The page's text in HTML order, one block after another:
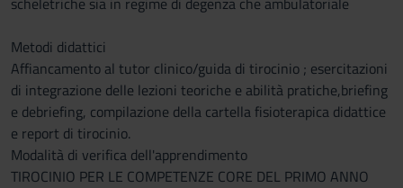
Metodi didattici
Affiancamento al tutor clinico/guida di tirocinio ; esercitazioni
di integrazione delle lezioni teoriche e abilità pratiche,briefing
e debriefing, compilazione della cartella fisioterapica didattice
e report di tirocinio.
Modalità di verifica dell'apprendimento
TIROCINIO PER LE COMPETENZE CORE DEL PRIMO ANNO